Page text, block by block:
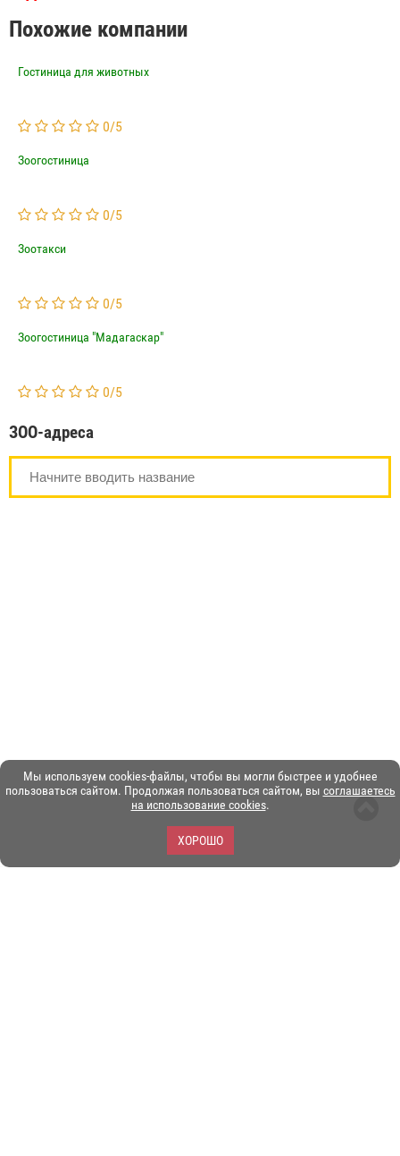
Мы используем cookies-файлы, чтобы вы могли быстрее и удобнее
пользоваться сайтом. Продолжая пользоваться сайтом, вы соглашаетесь
на использование cookies.
ХОРОШО
Похожие компании
Гостиница для животных
0/5
Зоогостиница
0/5
Зоотакси
0/5
Зоогостиница "Мадагаскар"
0/5
ЗОО-адреса